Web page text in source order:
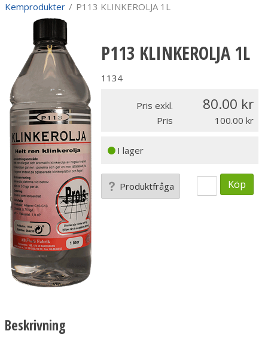
Kemprodukter / P113 KLINKEROLJA 1L
P113 KLINKEROLJA 1L
1134
Pris exkl. 80.00
Pris 100.00
I lager
Produktfråga Köp
Beskrivning